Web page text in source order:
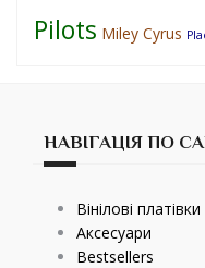
Pilots Miley Cyrus
НАВІГАЦІЯ ПО
Вінілові платівки
Аксесуари
Bestsellers